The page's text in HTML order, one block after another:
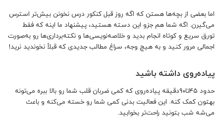
اما بعضی از بچه‌ها هستن که اگه روز قبل کنکور درس نخونن بیش‌تر استرس
می‌گیرن. اگه شما هم جزو این دسته هستید، پیشنهاد ما اینه که فقط
تورق سریع و کوتاه انجام بدید و خلاصه‌نویسی‌ها و نکته‌برداری‌ها رو به‌صورت
اجمالی مرور کنید و به هیچ وجه، سراغ مطالب جدیدی که قبلاً نخوندید نرید!
پیاده‌روی داشته باشید
حدود ۴۵تا۹۰دقیقه پیاده‌روی که کمی ضربان قلب شما رو بالا ببره می‌تونه
بهتون کمک کنه. این فعالیت بدنی کمی شما رو خسته می‌کنه و باعث
می‌شه شب بتونید راحت‌تر بخوابید.